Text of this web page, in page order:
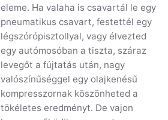
eleme. Ha valaha is csavartál le egy
pneumatikus csavart, festettél egy
légszórópisztollyal, vagy élvezted
egy autómosóban a tiszta, száraz
levegőt a fújtatás után, nagy
valószínűséggel egy olajkenésű
kompresszornak köszönheted a
tökéletes eredményt. De vajon